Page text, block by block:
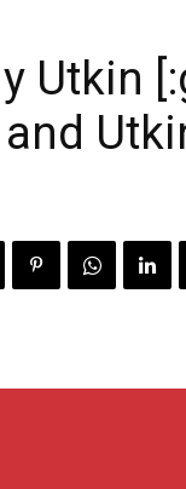
Utkin